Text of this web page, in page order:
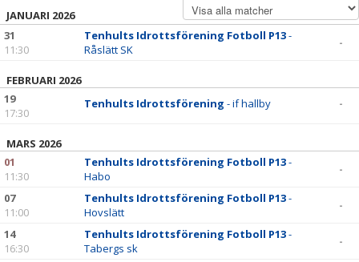
BILDGALLERI
KONTAKT
JANUARI 2026
31
11:30
Tenhults Idrottsförening Fotboll P13-
Råslätt SK
-
FEBRUARI 2026
19
17:30
Tenhults Idrottsförening - if hallby -
MARS 2026
01
11:30
Tenhults Idrottsförening Fotboll P13-
Habo
-
07
11:00
Tenhults Idrottsförening Fotboll P13-
Hovslätt
-
14
16:30
Tenhults Idrottsförening Fotboll P13-
Tabergs sk
-